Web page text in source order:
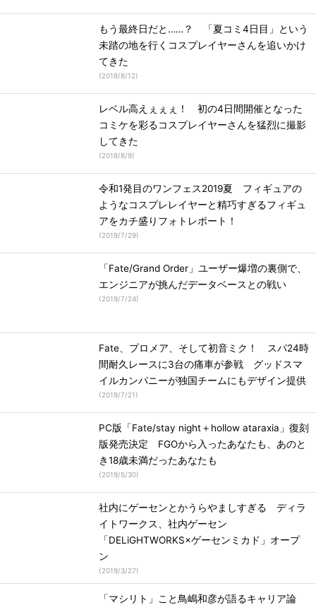
もう最終日だと……？ 「夏コミ4日目」という
未踏の地を行くコスプレイヤーさんを追いかけ
てきた
(2019/8/12)
レベル高えぇぇぇ！ 初の4日間開催となった
コミケを彩るコスプレイヤーさんを猛烈に撮影
してきた
(2019/8/9)
令和1発目のワンフェス2019夏 フィギュアの
ようなコスプレレイヤーと精巧すぎるフィギュ
アをカチ盛りフォトレポート！
(2019/7/29)
「Fate/Grand Order」ユーザー爆増の裏側で、
エンジニアが挑んだデータベースとの戦い
(2019/7/24)
Fate、プロメア、そして初音ミク！ スパ24時
間耐久レースに3台の痛車が参戦 グッドスマ
イルカンパニーが独国チームにもデザイン提供
(2019/7/21)
PC版「Fate/stay night＋hollow ataraxia」復刻
版発売決定 FGOから入ったあなたも、あのと
き18歳未満だったあなたも
(2019/5/30)
社内にゲーセンとかうらやましすぎる ディラ
イトワークス、社内ゲーセン
「DELiGHTWORKS×ゲーセンミカド」オープ
ン
(2019/3/27)
「マシリト」こと鳥嶋和彦が語るキャリア論